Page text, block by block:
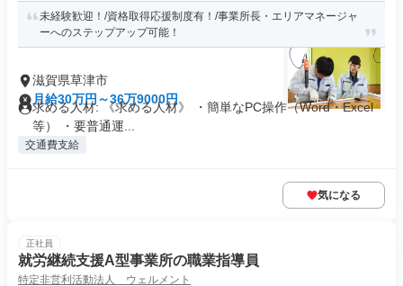
未経験歓迎！/資格取得応援制度有！/事業所長・エリアマネージャ
ーへのステップアップ可能！
滋賀県草津市
月給30万円～36万9000円
求める人材: 《求める人材》 ・簡単なPC操作（Word・Excel
等） ・要普通運...
交通費支給
気になる
正社員
就労継続支援A型事業所の職業指導員
特定非営利活動法人 ウェルメント